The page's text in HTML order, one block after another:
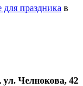
для праздника в
Челнокова, 42